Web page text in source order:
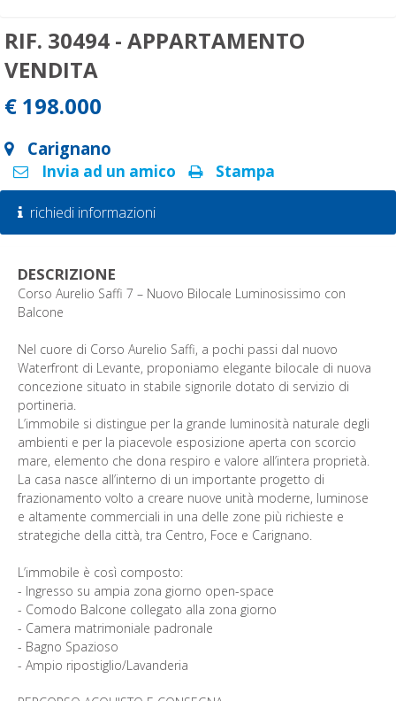
RIF. 30494 - APPARTAMENTO
VENDITA
€ 198.000
Carignano
Invia ad un amico Stampa
richiedi informazioni
DESCRIZIONE
Corso Aurelio Saffi 7 – Nuovo Bilocale Luminosissimo con
Balcone
Nel cuore di Corso Aurelio Saffi, a pochi passi dal nuovo
Waterfront di Levante, proponiamo elegante bilocale di nuova
concezione situato in stabile signorile dotato di servizio di
portineria.
L’immobile si distingue per la grande luminosità naturale degli
ambienti e per la piacevole esposizione aperta con scorcio
mare, elemento che dona respiro e valore all’intera proprietà.
La casa nasce all’interno di un importante progetto di
frazionamento volto a creare nuove unità moderne, luminose
e altamente commerciali in una delle zone più richieste e
strategiche della città, tra Centro, Foce e Carignano.
L’immobile è così composto:
- Ingresso su ampia zona giorno open-space
- Comodo Balcone collegato alla zona giorno
- Camera matrimoniale padronale
- Bagno Spazioso
- Ampio ripostiglio/Lavanderia